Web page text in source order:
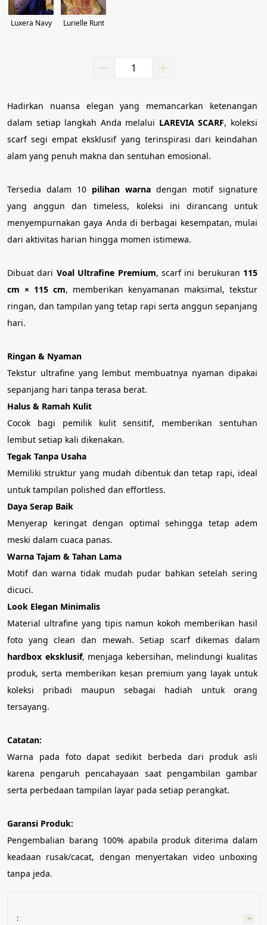
Luxera Navy Lurielle Runt
Hadirkan nuansa elegan yang memancarkan ketenangan
dalam setiap langkah Anda melalui LAREVIA SCARF, koleksi
scarf segi empat eksklusif yang terinspirasi dari keindahan
alam yang penuh makna dan sentuhan emosional.
Tersedia dalam 10 pilihan warna dengan motif signature
yang anggun dan timeless, koleksi ini dirancang untuk
menyempurnakan gaya Anda di berbagai kesempatan, mulai
dari aktivitas harian hingga momen istimewa.
Dibuat dari Voal Ultrafine Premium, scarf ini berukuran 115
cm × 115 cm, memberikan kenyamanan maksimal, tekstur
ringan, dan tampilan yang tetap rapi serta anggun sepanjang
hari.
Ringan & Nyaman
Tekstur ultrafine yang lembut membuatnya nyaman dipakai
sepanjang hari tanpa terasa berat.
Halus & Ramah Kulit
Cocok bagi pemilik kulit sensitif, memberikan sentuhan
lembut setiap kali dikenakan.
Tegak Tanpa Usaha
Memiliki struktur yang mudah dibentuk dan tetap rapi, ideal
untuk tampilan polished dan effortless.
Daya Serap Baik
Menyerap keringat dengan optimal sehingga tetap adem
meski dalam cuaca panas.
Warna Tajam & Tahan Lama
Motif dan warna tidak mudah pudar bahkan setelah sering
dicuci.
Look Elegan Minimalis
Material ultrafine yang tipis namun kokoh memberikan hasil
foto yang clean dan mewah. Setiap scarf dikemas dalam
hardbox eksklusif, menjaga kebersihan, melindungi kualitas
produk, serta memberikan kesan premium yang layak untuk
koleksi pribadi maupun sebagai hadiah untuk orang
tersayang.
Catatan:
Warna pada foto dapat sedikit berbeda dari produk asli
karena pengaruh pencahayaan saat pengambilan gambar
serta perbedaan tampilan layar pada setiap perangkat.
Garansi Produk:
Pengembalian barang 100% apabila produk diterima dalam
keadaan rusak/cacat, dengan menyertakan video unboxing
tanpa jeda.
: